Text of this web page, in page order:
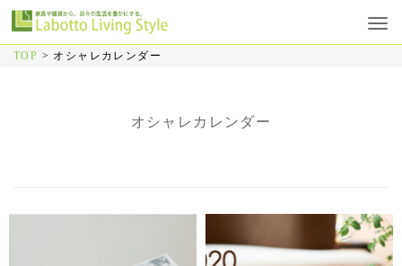
TOP > オシャレカレンダー
オシャレカレンダー